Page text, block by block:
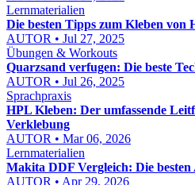
Lernmaterialien
Die besten Tipps zum Kleben von
AUTOR • Jul 27, 2025
Übungen & Workouts
Quarzsand verfugen: Die beste
AUTOR • Jul 26, 2025
Sprachpraxis
HPL Kleben: Der umfassende
Verklebung
AUTOR • Mar 06, 2026
Lernmaterialien
Makita DDF Vergleich: Die
AUTOR • Apr 29, 2026